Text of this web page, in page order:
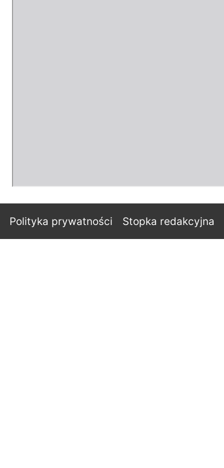
Polityka prywatności Stopka redakcyjna